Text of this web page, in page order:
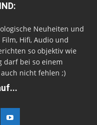
Neuheiten und
Hifi, Audio und
so objektiv wie
darf bei so einem
nicht fehlen ;)